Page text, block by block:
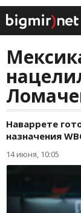
Наваррете
назначения
14 июня, 10:05